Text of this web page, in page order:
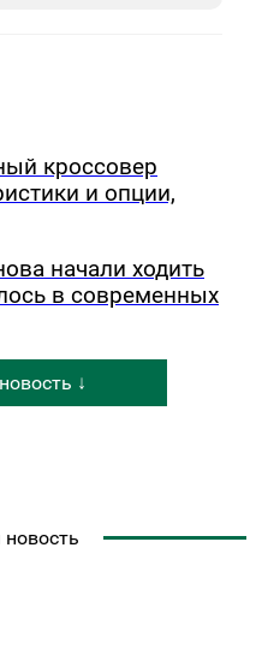
кроссовер
и опции,
начали ходить
в современных
↓